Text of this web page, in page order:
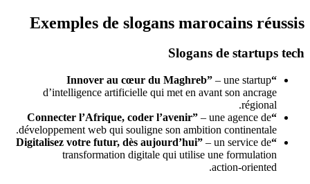
Exemples de slogans marocains réussis
Slogans de startups tech
“Innover au cœur du Maghreb”
– une startup
d’intelligence artificielle qui met en avant son ancrage
régional.
“Connecter l’Afrique, coder l’avenir”
– une agence de
développement web qui souligne son ambition continentale.
“Digitalisez votre futur, dès aujourd’hui”
– un service de
transformation digitale qui utilise une formulation
action‑oriented.